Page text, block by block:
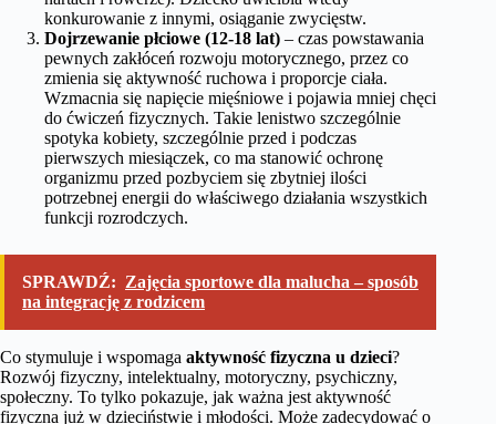
konkurowanie z innymi, osiąganie zwycięstw.
Dojrzewanie płciowe (12-18 lat) – czas powstawania
pewnych zakłóceń rozwoju motorycznego, przez co
zmienia się aktywność ruchowa i proporcje ciała.
Wzmacnia się napięcie mięśniowe i pojawia mniej chęci
do ćwiczeń fizycznych. Takie lenistwo szczególnie
spotyka kobiety, szczególnie przed i podczas
pierwszych miesiączek, co ma stanowić ochronę
organizmu przed pozbyciem się zbytniej ilości
potrzebnej energii do właściwego działania wszystkich
funkcji rozrodczych.
SPRAWDŹ: Zajęcia sportowe dla malucha – sposób
na integrację z rodzicem
Co stymuluje i wspomaga aktywność fizyczna u dzieci?
Rozwój fizyczny, intelektualny, motoryczny, psychiczny,
społeczny. To tylko pokazuje, jak ważna jest aktywność
fizyczna już w dzieciństwie i młodości. Może zadecydować o